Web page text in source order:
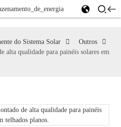
do Sistema Solar
Outros
alta qualidade para painéis solares em